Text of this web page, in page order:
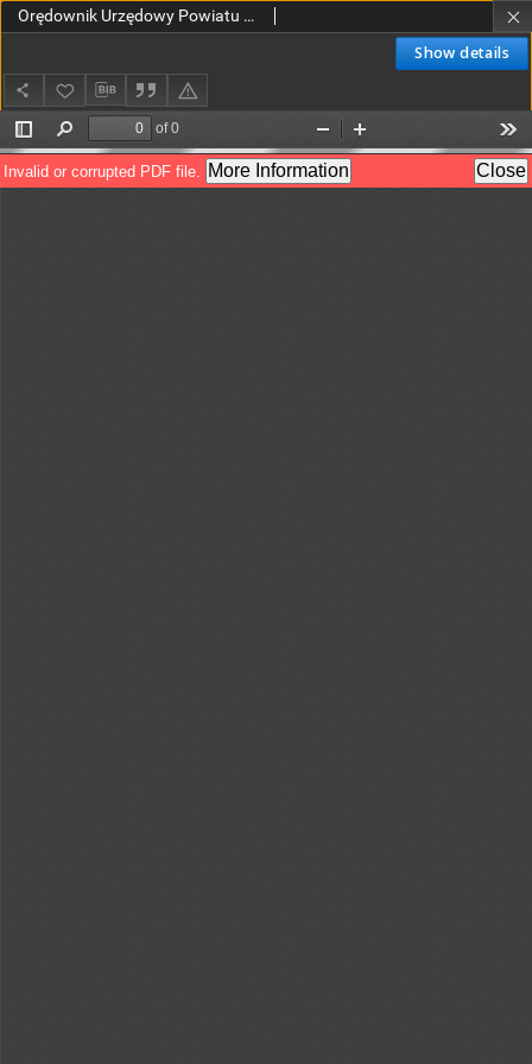
Show details
Orędownik Urzędowy Powiatu Leszczyńskiego 1923.06.09 R.4 Nr 32